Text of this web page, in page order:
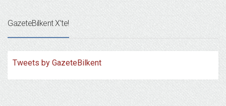
GazeteBilkent X’te!
Tweets by GazeteBilkent